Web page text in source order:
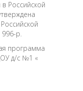
Российской
р.
программа
д/с №1 «